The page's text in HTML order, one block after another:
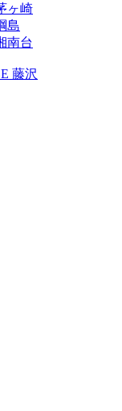
ヶ崎
島
南台
藤沢